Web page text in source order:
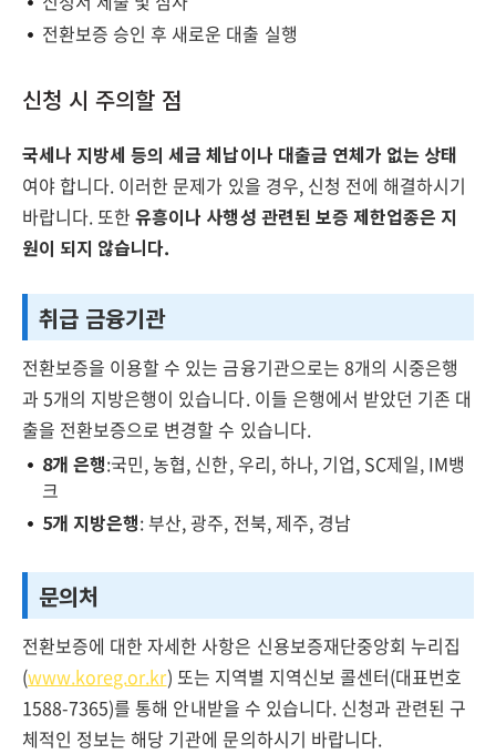
전환보증 승인 후 새로운 대출 실행
신청 시 주의할 점
국세나 지방세 등의 세금 체납이나 대출금 연체가 없는 상태
여야 합니다. 이러한 문제가 있을 경우, 신청 전에 해결하시기
바랍니다. 또한유흥이나 사행성 관련된 보증 제한업종은 지
원이 되지 않습니다.
취급 금융기관
전환보증을 이용할 수 있는 금융기관으로는 8개의 시중은행
과 5개의 지방은행이 있습니다. 이들 은행에서 받았던 기존 대
출을 전환보증으로 변경할 수 있습니다.
8개 은행:국민, 농협, 신한, 우리, 하나, 기업, SC제일, IM뱅
크
5개 지방은행: 부산, 광주, 전북, 제주, 경남
문의처
전환보증에 대한 자세한 사항은 신용보증재단중앙회 누리집
(www.koreg.or.kr) 또는 지역별 지역신보 콜센터(대표번호
1588-7365)를 통해 안내받을 수 있습니다. 신청과 관련된 구
체적인 정보는 해당 기관에 문의하시기 바랍니다.